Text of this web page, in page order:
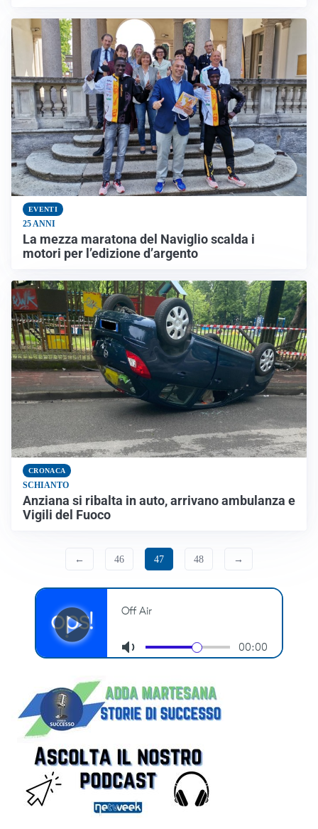
EVENTI
25 ANNI
La mezza maratona del Naviglio scalda i
motori per l’edizione d’argento
CRONACA
SCHIANTO
Anziana si ribalta in auto, arrivano ambulanza e
Vigili del Fuoco
← 46 47 48 →